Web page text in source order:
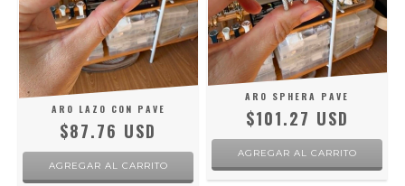
ARO LAZO CON PAVE
$87.76 USD
ARO SPHERA PAVE
$101.27 USD